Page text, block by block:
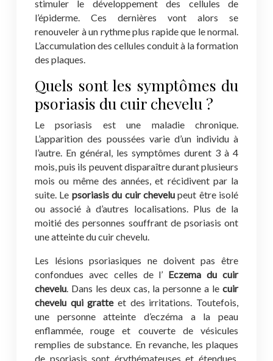
stimuler le développement des cellules de
l’épiderme. Ces dernières vont alors se
renouveler à un rythme plus rapide que le normal.
L’accumulation des cellules conduit à la formation
des plaques.
Quels sont les symptômes du
psoriasis du cuir chevelu ?
Le psoriasis est une maladie chronique.
L’apparition des poussées varie d’un individu à
l’autre. En général, les symptômes durent 3 à 4
mois, puis ils peuvent disparaître durant plusieurs
mois ou même des années, et récidivent par la
suite. Le psoriasis du cuir chevelupeut être isolé
ou associé à d’autres localisations. Plus de la
moitié des personnes souffrant de psoriasis ont
une atteinte du cuir chevelu.
Les lésions psoriasiques ne doivent pas être
confondues avec celles de l’ Eczema du cuir
chevelu. Dans les deux cas, la personne a le cuir
chevelu qui gratteet des irritations. Toutefois,
une personne atteinte d’eczéma a la peau
enflammée, rouge et couverte de vésicules
remplies de substance. En revanche, les plaques
de psoriasis sont érythémateuses et étendues,